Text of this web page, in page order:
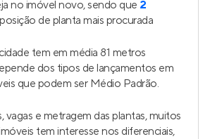
no imóvel novo, sendo que 2
de planta mais procurada
tem em média 81 metros
dos tipos de lançamentos em
que podem ser Médio Padrão.
vagas e metragem das plantas, muitos
tem interesse nos diferenciais,